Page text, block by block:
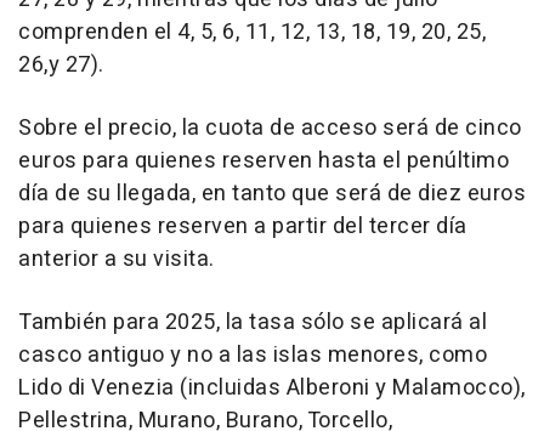
comprenden el 4, 5, 6, 11, 12, 13, 18, 19, 20, 25,
26,y 27).
Sobre el precio, la cuota de acceso será de cinco
euros para quienes reserven hasta el penúltimo
día de su llegada, en tanto que será de diez euros
para quienes reserven a partir del tercer día
anterior a su visita.
También para 2025, la tasa sólo se aplicará al
casco antiguo y no a las islas menores, como
Lido di Venezia (incluidas Alberoni y Malamocco),
Pellestrina, Murano, Burano, Torcello,